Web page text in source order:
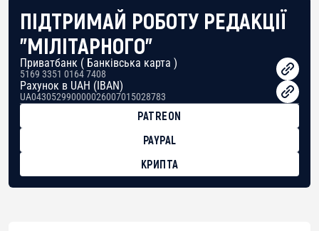
ПІДТРИМАЙ РОБОТУ РЕДАКЦІЇ
"МІЛІТАРНОГО"
Приватбанк ( Банківська карта )
5169 3351 0164 7408
Рахунок в UAH (IBAN)
UA043052990000026007015028783
PATREON
PAYPAL
КРИПТА